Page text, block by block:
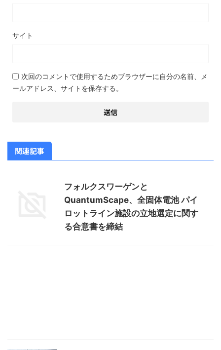
サイト
次回のコメントで使用するためブラウザーに自分の名前、メ
ールアドレス、サイトを保存する。
関連記事
フォルクスワーゲンと
QuantumScape、全固体電池 パイ
ロットライン施設の立地選定に関す
る合意書を締結